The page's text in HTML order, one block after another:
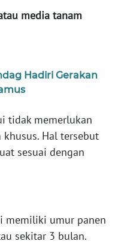
media tanam
Hadiri Gerakan
tidak memerlukan
Hal tersebut
sesuai dengan
memiliki umur panen
sekitar 3 bulan.